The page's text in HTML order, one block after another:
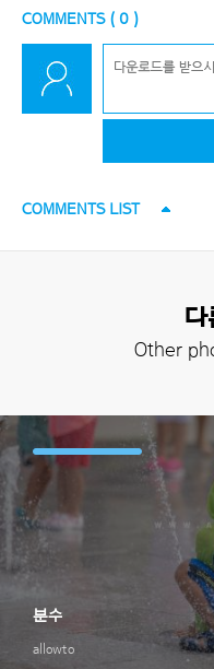
COMMENTS ( 0 )
COMMENTS LIST
다
Other
allowto
분수